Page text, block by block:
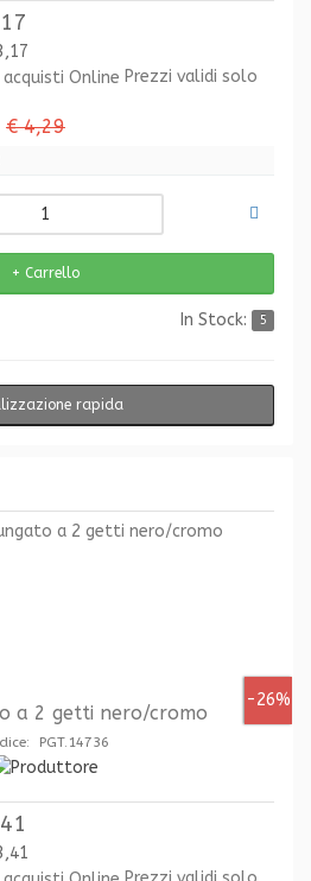
Prezzi validi solo
€ 4,29
In Stock: 5
rapida
-26%
a 2 getti nero/cromo
PGT.14736